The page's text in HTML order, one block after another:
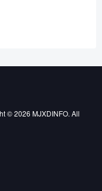
© 2026 MJXDINFO. All